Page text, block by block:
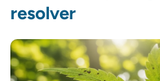
resolver